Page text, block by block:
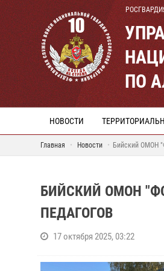
ПО
НОВОСТИ
Главная Новости Бийский ОМОН
БИЙСКИЙ ОМОН
ПЕДАГОГОВ
17 октября 2025, 03:22